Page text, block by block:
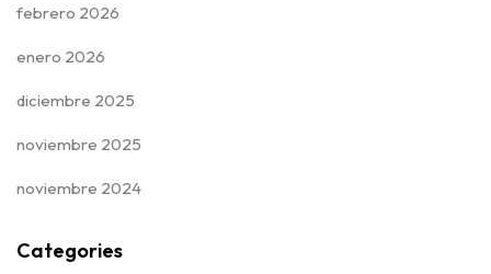
febrero 2026
enero 2026
diciembre 2025
noviembre 2025
noviembre 2024
Categories